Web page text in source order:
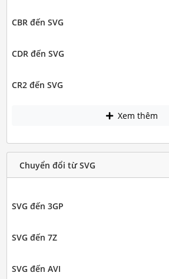
CBR đến SVG
CDR đến SVG
CR2 đến SVG
Xem thêm
Chuyển đổi từ SVG
SVG đến 3GP
SVG đến 7Z
SVG đến AVI